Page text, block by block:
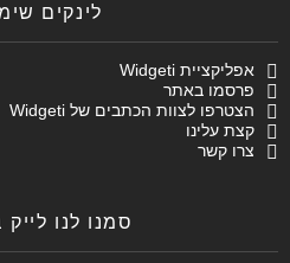
לינקים
אפליקציית Widgeti
פרסמו באתר
הצטרפו לצוות הכתבים של Widgeti
קצת עלינו
צרו קשר
סמנו לנו לייק